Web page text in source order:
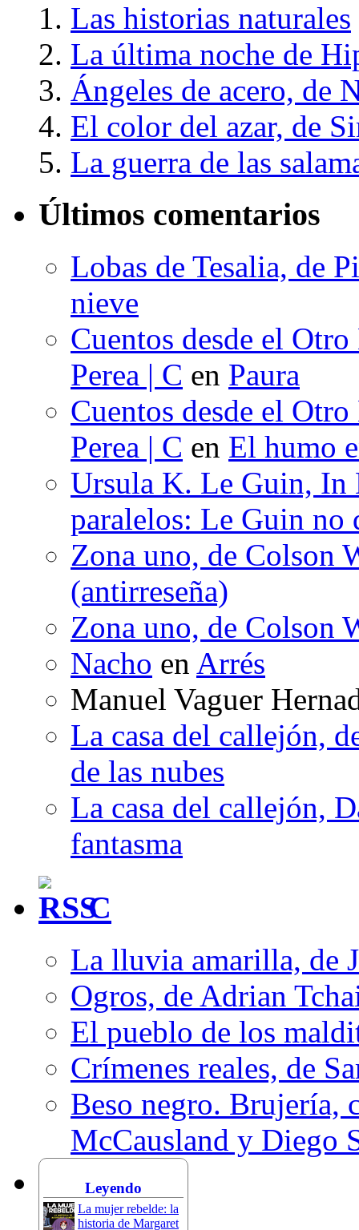
Las historias naturales
La última noche de
Ángeles de acero, de
El color del azar, de
La guerra de las
Últimos comentarios
Lobas de Tesalia, de
nieve
Cuentos desde el
Perea | C en Paura
Cuentos desde el
Perea | C en El humo
Ursula K. Le Guin, In
paralelos: Le Guin no
Zona uno, de Colson
(antirreseña)
Zona uno, de Colson
Nacho en Arrés
Manuel Vaguer
La casa del callejón,
de las nubes
La casa del callejón,
fantasma
C
La lluvia amarilla, de
Ogros, de Adrian
El pueblo de los
Crímenes reales, de
Beso negro. Brujería,
McCausland y Diego
Leyendo
La mujer rebelde: la
historia de Margaret